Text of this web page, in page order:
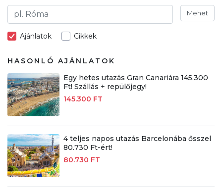
Mehet
Ajánlatok Cikkek
HASONLÓ AJÁNLATOK
Egy hetes utazás Gran Canariára 145.300
Ft! Szállás + repülőjegy!
145.300 FT
4 teljes napos utazás Barcelonába ősszel
80.730 Ft-ért!
80.730 FT